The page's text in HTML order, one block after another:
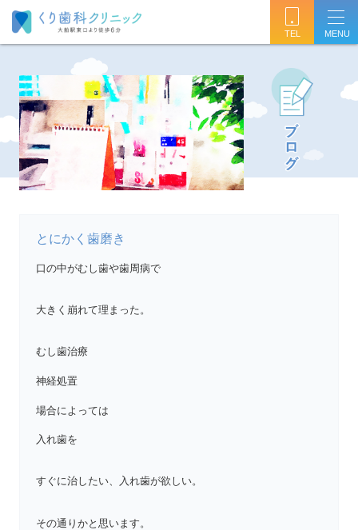
TEL
とにかく歯磨き
口の中がむし歯や歯周病で
大きく崩れて理まった。
むし歯治療
神経処置
場合によっては
入れ歯を
すぐに治したい、入れ歯が欲しい。
その通りかと思います。